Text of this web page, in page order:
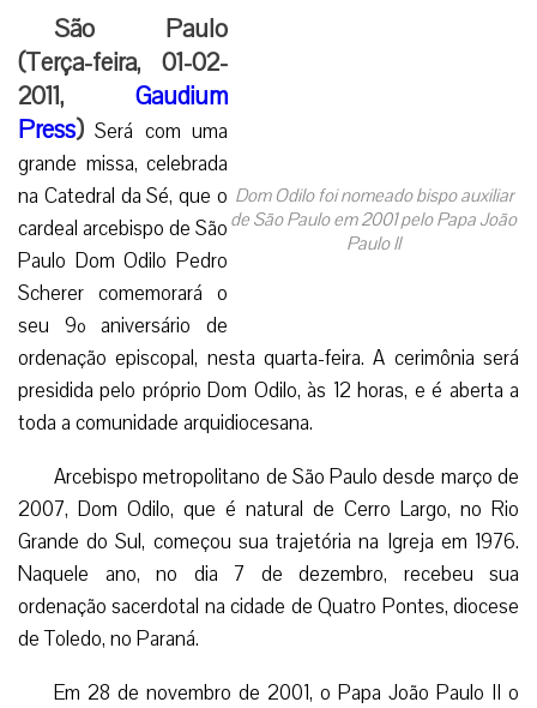
Dom Odilo foi nomeado bispo auxiliar
de São Paulo em 2001 pelo Papa João
Paulo II
São Paulo
(Terça-feira, 01-02-
2011, Gaudium
Press) Será com uma
grande missa, celebrada
na Catedral da Sé, que o
cardeal arcebispo de São
Paulo Dom Odilo Pedro
Scherer comemorará o
seu 9º aniversário de
ordenação episcopal, nesta quarta-feira. A cerimônia será
presidida pelo próprio Dom Odilo, às 12 horas, e é aberta a
toda a comunidade arquidiocesana.
Arcebispo metropolitano de São Paulo desde março de
2007, Dom Odilo, que é natural de Cerro Largo, no Rio
Grande do Sul, começou sua trajetória na Igreja em 1976.
Naquele ano, no dia 7 de dezembro, recebeu sua
ordenação sacerdotal na cidade de Quatro Pontes, diocese
de Toledo, no Paraná.
Em 28 de novembro de 2001, o Papa João Paulo II o